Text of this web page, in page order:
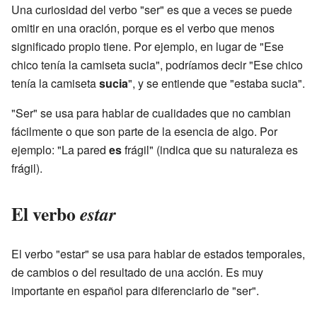
Una curiosidad del verbo "ser" es que a veces se puede
omitir en una oración, porque es el verbo que menos
significado propio tiene. Por ejemplo, en lugar de "Ese
chico tenía la camiseta sucia", podríamos decir "Ese chico
tenía la camisetasucia", y se entiende que "estaba sucia".
"Ser" se usa para hablar de cualidades que no cambian
fácilmente o que son parte de la esencia de algo. Por
ejemplo: "La pared esfrágil" (indica que su naturaleza es
frágil).
El verboestar
El verbo "estar" se usa para hablar de estados temporales,
de cambios o del resultado de una acción. Es muy
importante en español para diferenciarlo de "ser".